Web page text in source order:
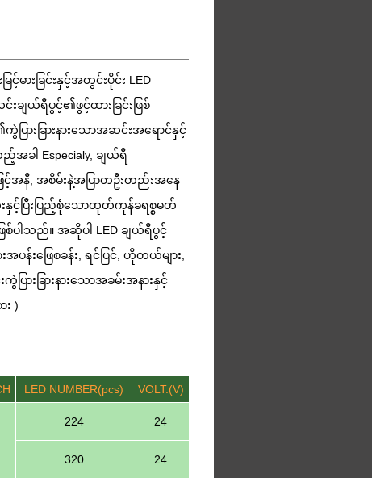
ားခြင်းနှင့်အတွင်းပိုင်း LED
ချယ်ရီပွင့်၏ဖွင့်ထားခြင်းဖြစ်
ြားခြားနားသောအဆင်းအရောင်နှင့်
ခါ Especialy, ချယ်ရီ
အနီ, အစိမ်းနဲ့အပြာတဦးတည်းအနေ
နှင့်ပြီးပြည့်စုံသောထုတ်ကုန်ခရစ္စမတ်
စ်ပါသည်။ အဆိုပါ LED ချယ်ရီပွင့်
န်းဖြေစခန်း, ရင်ပြင်, ဟိုတယ်များ,
ားခြားနားသောအခမ်းအနားနှင့်
)
LED NUMBER(pcs) VOLT.(V)
224 24
320 24